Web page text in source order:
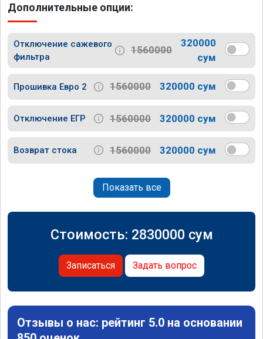
Дополнительные опции:
Отключение сажевого
фильтра
1560000
320000
сум
Прошивка Евро 2 1560000 320000 сум
Отключение ЕГР 1560000 320000 сум
Возврат стока 1560000 320000 сум
Показать все
Стоимость: 2830000 сум
Записаться Задать вопрос
Отзывы о нас: рейтинг 5.0 на основании